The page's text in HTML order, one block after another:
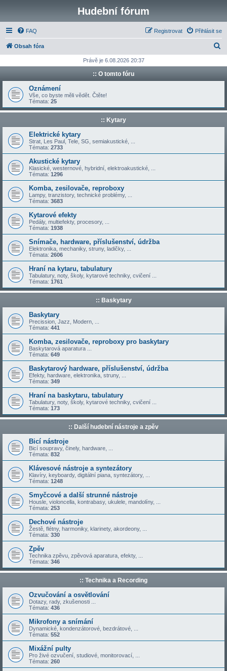
Hudební fórum
FAQ Přihlásit se
Registrovat
Obsah fóra
d
t
Právě je 6.08.2026 20:37
:: O tomto fóru
Oznámení
Vše, co byste měli vědět. Čtěte!
Témata: 25
:: Kytary
Elektrické kytary
Strat, Les Paul, Tele, SG, semiakustické, ...
Témata: 2733
Akustické kytary
Klasické, westernové, hybridní, elektroakustické, ...
Témata: 1296
Komba, zesilovače, reproboxy
Lampy, tranzistory, technické problémy, ...
Témata: 3683
Kytarové efekty
Pedály, multiefekty, procesory, ...
Témata: 1938
Snímače, hardware, příslušenství, údržba
Elektronika, mechaniky, struny, ladičky, ...
Témata: 2606
Hraní na kytaru, tabulatury
Tabulatury, noty, školy, kytarové techniky, cvičení ...
Témata: 1761
:: Baskytary
Baskytary
Precission, Jazz, Modern, ...
Témata: 441
Komba, zesilovače, reproboxy pro baskytary
Baskytarová aparatura ...
Témata: 649
Baskytarový hardware, příslušenství, údržba
Efekty, hardware, elektronika, struny, ...
Témata: 349
Hraní na baskytaru, tabulatury
Tabulatury, noty, školy, kytarové techniky, cvičení ...
Témata: 173
:: Další hudební nástroje a zpěv
Bicí nástroje
Bicí soupravy, činely, hardware, ...
Témata: 832
Klávesové nástroje a syntezátory
Klavíry, keyboardy, digitální piana, syntezátory, ...
Témata: 1248
Smyčcové a další strunné nástroje
Housle, violoncella, kontrabasy, ukulele, mandolíny, ...
Témata: 253
Dechové nástroje
Žestě, flétny, harmoniky, klarinety, akordeony, ...
Témata: 330
Zpěv
Technika zpěvu, zpěvová aparatura, efekty, ...
Témata: 346
:: Technika a Recording
Ozvučování a osvětlování
Dotazy, rady, zkušenosti ...
Témata: 436
Mikrofony a snímání
Dynamické, kondenzátorové, bezdrátové, ...
Témata: 552
Mixážní pulty
Pro živé ozvučení, studiové, monitorovací, ...
Témata: 260